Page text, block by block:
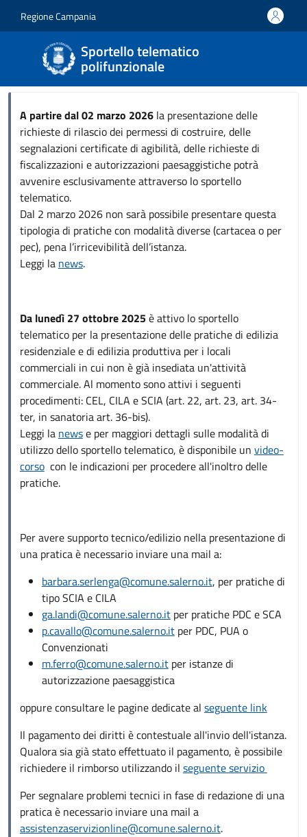
Regione Campania
Sportello telematico
polifunzionale
A partire dal 02 marzo 2026la presentazione delle
richieste di rilascio dei permessi di costruire, delle
segnalazioni certificate di agibilità, delle richieste di
fiscalizzazioni e autorizzazioni paesaggistiche potrà
avvenire esclusivamente attraverso lo sportello
telematico.
Dal 2 marzo 2026 non sarà possibile presentare questa
tipologia di pratiche con modalità diverse (cartacea o per
pec), pena l’irricevibilità dell’istanza.
Leggi la news.
Da lunedì 27 ottobre 2025è attivo lo sportello
telematico per la presentazione delle pratiche di edilizia
residenziale e di edilizia produttiva per i locali
commerciali in cui non è già insediata un'attività
commerciale. Al momento sono attivi i seguenti
procedimenti: CEL, CILA e SCIA (art. 22, art. 23, art. 34-
ter, in sanatoria art. 36-bis).
Leggi la newse per maggiori dettagli sulle modalità di
utilizzo dello sportello telematico, è disponibile un video-
corsocon le indicazioni per procedere all'inoltro delle
pratiche.
Per avere supporto tecnico/edilizio nella presentazione di
una pratica è necessario inviare una mail a:
barbara.serlenga@comune.salerno.it, per pratiche di
tipo SCIA e CILA
ga.landi@comune.salerno.itper pratiche PDC e SCA
p.cavallo@comune.salerno.itper PDC, PUA o
Convenzionati
m.ferro@comune.salerno.itper istanze di
autorizzazione paesaggistica
oppure consultare le pagine dedicate al seguente link
Il pagamento dei diritti è contestuale all'invio dell'istanza.
Qualora sia già stato effettuato il pagamento, è possibile
richiedere il rimborso utilizzando il seguente servizio
Per segnalare problemi tecnici in fase di redazione di una
pratica è necessario inviare una mail a
assistenzaservizionline@comune.salerno.it.